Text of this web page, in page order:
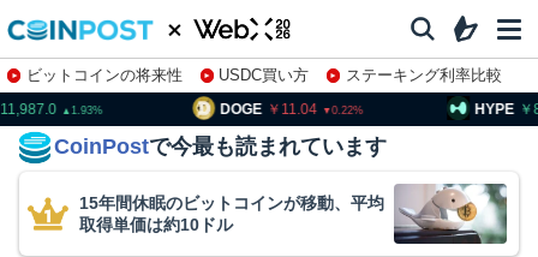
ビットコインの将来性 USDC買い方
ステーキング利率比較
株特集・関連銘柄
1.93 DOGE 11.04 0.22 HYPE
CoinPostで今最も読まれています
15年間休眠のビットコインが移動、平均
取得単価は約10ドル